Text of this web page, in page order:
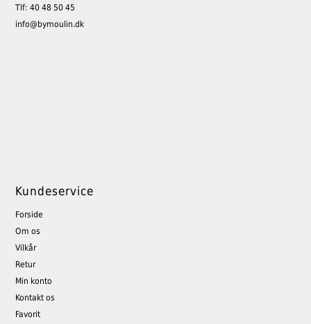
Tlf: 40 48 50 45
info@bymoulin.dk
Kundeservice
Forside
Om os
Vilkår
Retur
Min konto
Kontakt os
Favorit